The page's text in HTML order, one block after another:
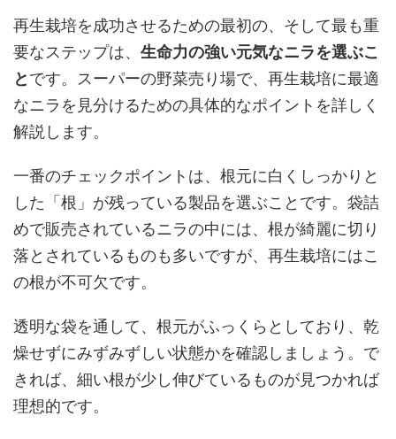
再生栽培を成功させるための最初の、そして最も重
要なステップは、 生命力の強い元気なニラを選ぶこ
とです。スーパーの野菜売り場で、再生栽培に最適
なニラを見分けるための具体的なポイントを詳しく
解説します。
一番のチェックポイントは、根元に白くしっかりと
した「根」が残っている製品を選ぶことです。袋詰
めで販売されているニラの中には、根が綺麗に切り
落とされているものも多いですが、再生栽培にはこ
の根が不可欠です。
透明な袋を通して、根元がふっくらとしており、乾
燥せずにみずみずしい状態かを確認しましょう。で
きれば、細い根が少し伸びているものが見つかれば
理想的です。